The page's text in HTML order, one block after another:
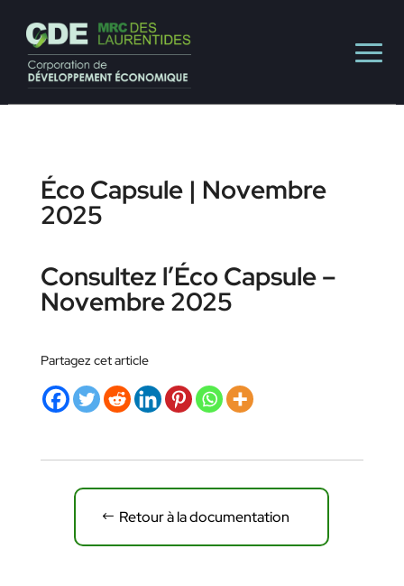
Éco Capsule | Novembre
2025
Consultez l’Éco Capsule –
Novembre 2025
Partagez cet article
Retour à la documentation